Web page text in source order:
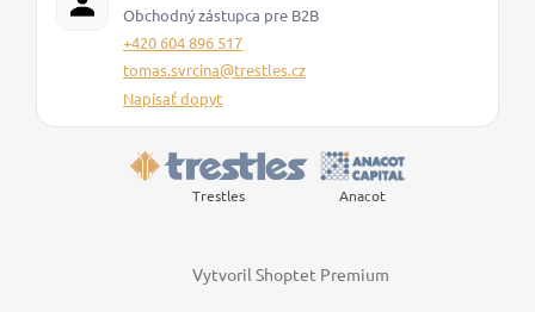
Obchodný zástupca pre B2B
+420 604 896 517
tomas.svrcina@trestles.cz
Napísať dopyt
Trestles Anacot
Vytvoril Shoptet Premium